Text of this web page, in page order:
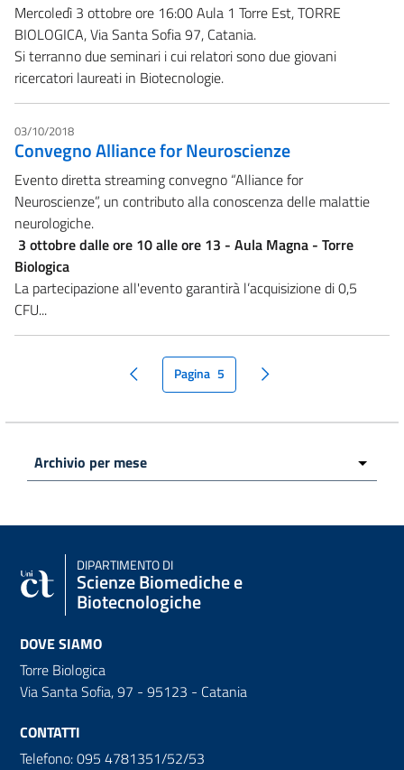
Mercoledì 3 ottobre ore 16:00 Aula 1 Torre Est, TORRE
BIOLOGICA, Via Santa Sofia 97, Catania.
Si terranno due seminari i cui relatori sono due giovani
ricercatori laureati in Biotecnologie.
03/10/2018
Convegno Alliance for Neuroscienze
Evento diretta streaming convegno “Alliance for
Neuroscienze”, un contributo alla conoscenza delle malattie
neurologiche.
3 ottobre dalle ore 10 alle ore 13 - Aula Magna - Torre
Biologica
La partecipazione all'evento garantirà l’acquisizione di 0,5
CFU...
pagina precedente
Pagina 5 pagina seguente
DIPARTIMENTO DI
Scienze Biomediche e
Biotecnologiche
DOVE SIAMO
Torre Biologica
Via Santa Sofia, 97 - 95123 - Catania
CONTATTI
Telefono: 095 4781351/52/53